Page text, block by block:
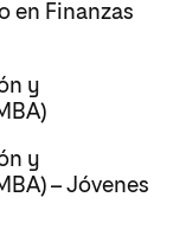
en Finanzas
y
y
– Jóvenes